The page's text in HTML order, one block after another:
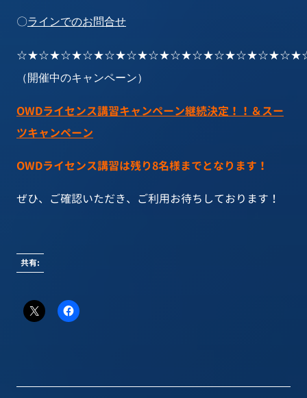
〇ラインでのお問合せ
（開催中のキャンペーン）
OWDライセンス講習キャンペーン継続決定！！＆スー
ツキャンペーン
OWDライセンス講習は残り8名様までとなります！
ぜひ、ご確認いただき、ご利用お待ちしております！
共有: